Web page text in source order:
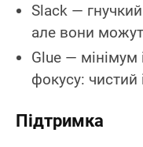
Slack — гнучкий
але вони
Glue — мінімум
фокусу: чистий
Підтримка